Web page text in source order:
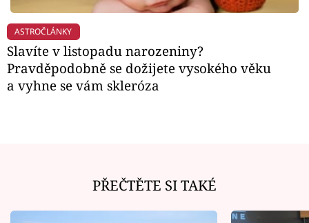
Sledujte nás
ASTROČLÁNKY
Slavíte v listopadu narozeniny?
Pravděpodobně se dožijete vysokého věku
a vyhne se vám skleróza
PŘEČTĚTE SI TAKÉ